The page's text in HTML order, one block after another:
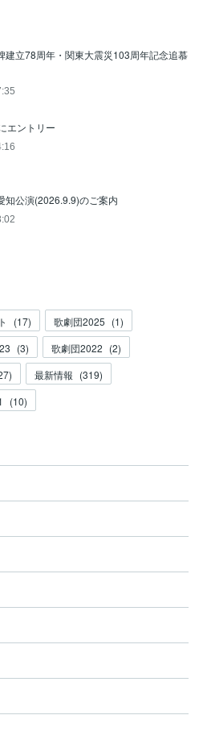
建立78周年・関東大震災103周年記念追慕
エントリー
知公演(2026.9.9)のご案内
(17) 歌劇団2025 (1)
(3) 歌劇団2022 (2)
) 最新情報 (319)
(10)